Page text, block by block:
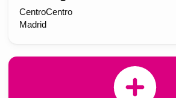
CentroCentro
Madrid